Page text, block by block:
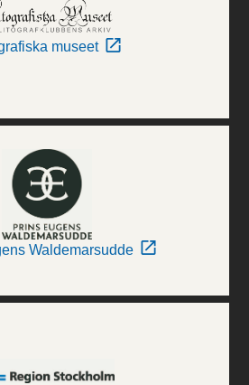
museet
Waldemarsudde